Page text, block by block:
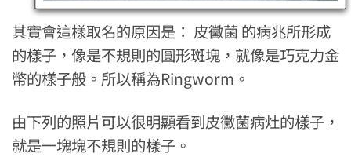
其實會這樣取名的原因是： 皮黴菌 的病兆所形成
的樣子，像是不規則的圓形斑塊，就像是巧克力金
幣的樣子般。所以稱為Ringworm。
由下列的照片可以很明顯看到皮黴菌病灶的樣子，
就是一塊塊不規則的樣子。